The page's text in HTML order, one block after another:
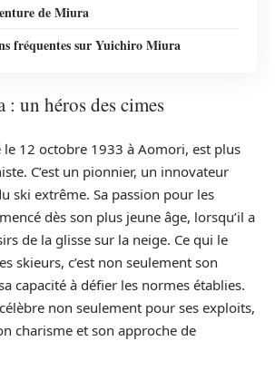
de Miura
fréquentes sur Yuichiro Miura
un héros des cimes
12 octobre 1933 à Aomori, est plus
C’est un pionnier, un innovateur
ski extrême. Sa passion pour les
dès son plus jeune âge, lorsqu’il a
de la glisse sur la neige. Ce qui le
skieurs, c’est non seulement son
capacité à défier les normes établies.
non seulement pour ses exploits,
charisme et son approche de